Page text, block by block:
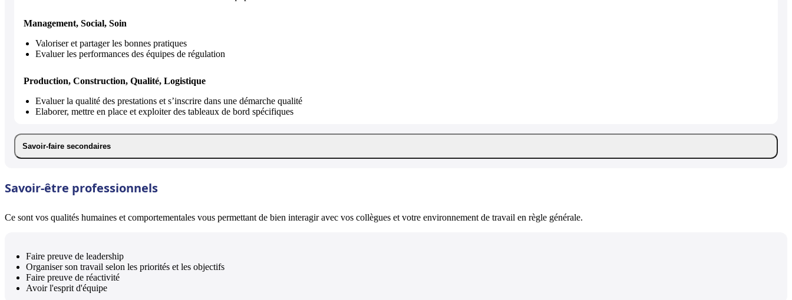
Management, Social, Soin
Valoriser et partager les bonnes pratiques
Evaluer les performances des équipes de régulation
Production, Construction, Qualité, Logistique
Evaluer la qualité des prestations et s’inscrire dans une démarche qualité
Elaborer, mettre en place et exploiter des tableaux de bord spécifiques
Savoir-faire secondaires
Savoir-être professionnels
Ce sont vos qualités humaines et comportementales vous permettant de bien interagir avec vos collègues et votre environnement de travail en règle générale.
Faire preuve de leadership
Organiser son travail selon les priorités et les objectifs
Faire preuve de réactivité
Avoir l'esprit d'équipe